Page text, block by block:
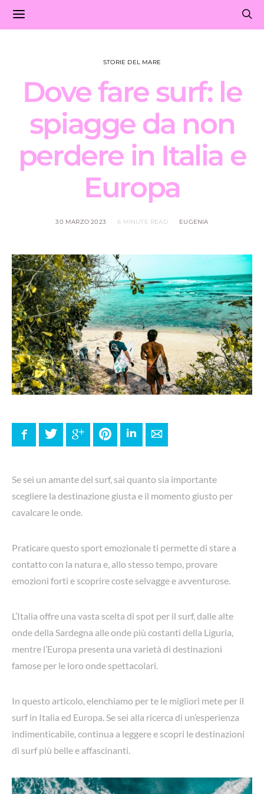
STORIE DEL MARE
Dove fare surf: le
spiagge da non
perdere in Italia e
Europa
30 MARZO 2023 6 MINUTE READ EUGENIA
FacebookTwitter Google+ PinterestLinkedInE-mail
Se sei un amante del surf, sai quanto sia importante
scegliere la destinazione giusta e il momento giusto per
cavalcare le onde.
Praticare questo sport emozionale ti permette di stare a
contatto con la natura e, allo stesso tempo, provare
emozioni forti e scoprire coste selvagge e avventurose.
L’Italia offre una vasta scelta di spot per il surf, dalle alte
onde della Sardegna alle onde più costanti della Liguria,
mentre l’Europa presenta una varietà di destinazioni
famose per le loro onde spettacolari.
In questo articolo, elenchiamo per te le migliori mete per il
surf in Italia ed Europa. Se sei alla ricerca di un’esperienza
indimenticabile, continua a leggere e scopri le destinazioni
di surf più belle e affascinanti.